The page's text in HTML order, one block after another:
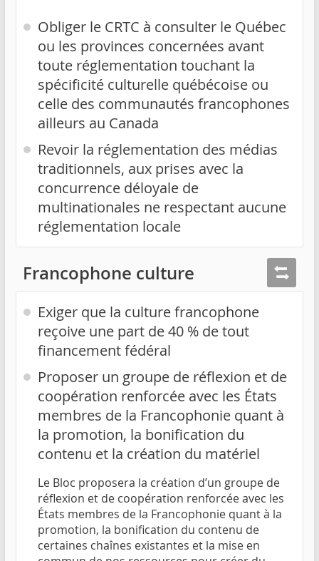
Obliger le CRTC à consulter le Québec
ou les provinces concernées avant
toute réglementation touchant la
spécificité culturelle québécoise ou
celle des communautés francophones
ailleurs au Canada
Revoir la réglementation des médias
traditionnels, aux prises avec la
concurrence déloyale de
multinationales ne respectant aucune
réglementation locale
Francophone culture
Exiger que la culture francophone
reçoive une part de 40 % de tout
financement fédéral
Proposer un groupe de réflexion et de
coopération renforcée avec les États
membres de la Francophonie quant à
la promotion, la bonification du
contenu et la création du matériel
Le Bloc proposera la création d’un groupe de
réflexion et de coopération renforcée avec les
États membres de la Francophonie quant à la
promotion, la bonification du contenu de
certaines chaînes existantes et la mise en